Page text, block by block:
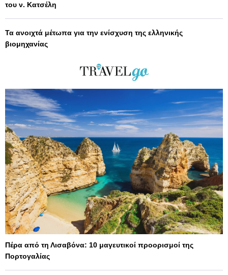
του ν. Κατσέλη
Τα ανοιχτά μέτωπα για την ενίσχυση της ελληνικής
βιομηχανίας
Πέρα από τη Λισαβόνα: 10 μαγευτικοί προορισμοί της
Πορτογαλίας